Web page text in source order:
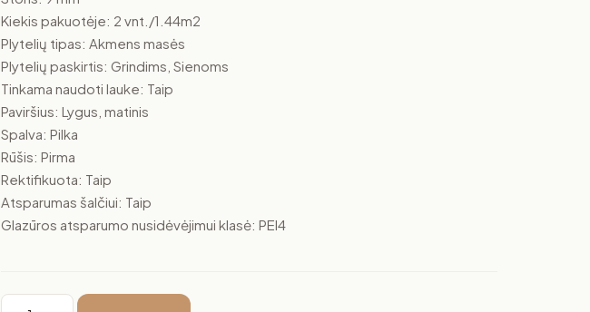
Kiekis pakuotėje: 2 vnt./1.44m2
Plytelių tipas: Akmens masės
Plytelių paskirtis: Grindims, Sienoms
Tinkama naudoti lauke: Taip
Paviršius: Lygus, matinis
Spalva: Pilka
Rūšis: Pirma
Rektifikuota: Taip
Atsparumas šalčiui: Taip
Glazūros atsparumo nusidėvėjimui klasė: PEI4